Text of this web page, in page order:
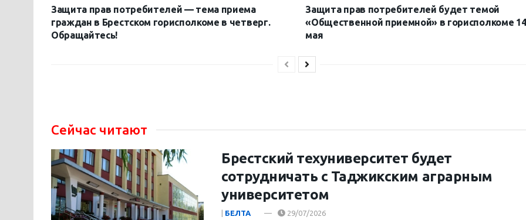
Защита прав потребителей — тема приема
граждан в Брестском горисполкоме в четверг.
Обращайтесь!
Защита прав потребителей будет темой
«Общественной приемной» в горисполкоме 14
мая
Сейчас читают
Брестский техуниверситет будет
сотрудничать с Таджикским аграрным
университетом
| БЕЛТА 29/07/2026